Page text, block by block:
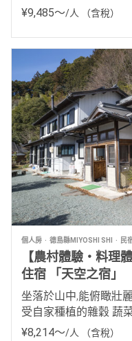
¥9,485〜/人 （含稅）
個人房 德島縣MIYOSHI SHI 民
【農村體驗・料理
住宿 「天空之宿」
坐落於山中,能俯瞰壯
受自家種植的雜穀 蔬
¥8,214〜/人 （含稅）